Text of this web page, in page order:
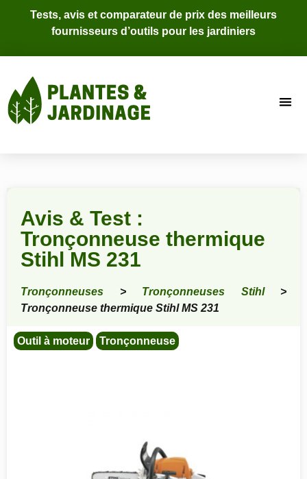
Tests, avis et comparateur de prix des meilleurs
fournisseurs d’outils pour les jardiniers
Avis & Test :
Tronçonneuse thermique
Stihl MS 231
Tronçonneuses > Tronçonneuses Stihl>
Tronçonneuse thermique Stihl MS 231
Outil à moteur Tronçonneuse